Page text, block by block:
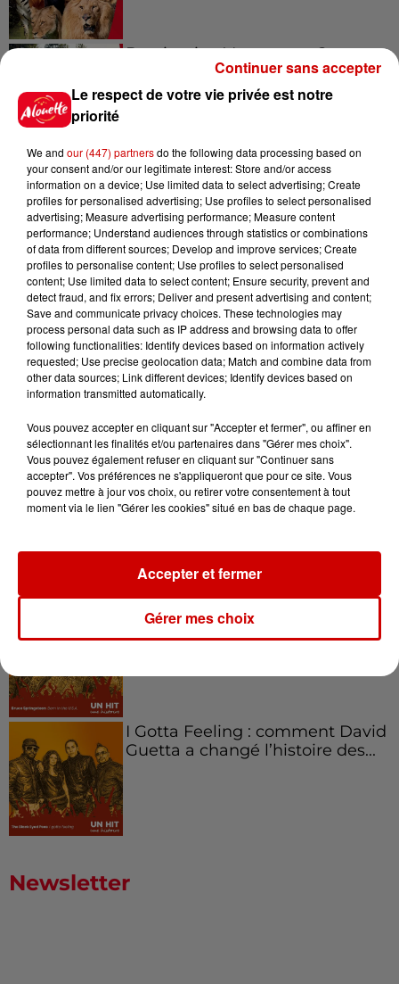
Destination Vacances - Gagnez
votre séjour en famille au cœur
de la...
Destination Vacances : inscrivez-
vous !
Podcasts Voir plus
Kelly Massol, figure
emblématique de
Aménager un school bus au
Canada et accueillir les bleus à
Born in the U.S.A - Bruce
I Gotta Feeling : comment David
Guetta a changé l’histoire des...
Newsletter
Le respect de votre vie privée est notre
priorité
We and our (447) partnersdo the following data processing based on
your consent and/or our legitimate interest: Store and/or access
information on a device; Use limited data to select advertising; Create
profiles for personalised advertising; Use profiles to select personalised
advertising; Measure advertising performance; Measure content
performance; Understand audiences through statistics or combinations
of data from different sources; Develop and improve services; Create
profiles to personalise content; Use profiles to select personalised
content; Use limited data to select content; Ensure security, prevent and
detect fraud, and fix errors; Deliver and present advertising and content;
Save and communicate privacy choices. These technologies may
process personal data such as IP address and browsing data to offer
following functionalities: Identify devices based on information actively
requested; Use precise geolocation data; Match and combine data from
other data sources; Link different devices; Identify devices based on
information transmitted automatically.
Vous pouvez accepter en cliquant sur "Accepter et fermer", ou affiner en
sélectionnant les finalités et/ou partenaires dans "Gérer mes choix".
Vous pouvez également refuser en cliquant sur "Continuer sans
accepter". Vos préférences ne s'appliqueront que pour ce site. Vous
pouvez mettre à jour vos choix, ou retirer votre consentement à tout
moment via le lien "Gérer les cookies" situé en bas de chaque page.
Gérer mes choix
Accepter et fermer
Continuer sans accepter